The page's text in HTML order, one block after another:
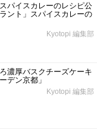
パイスカレーのレシピ公
ント」スパイスカレーの
Kyotopi 編集部
濃厚バスクチーズケーキ
デン京都」
Kyotopi 編集部